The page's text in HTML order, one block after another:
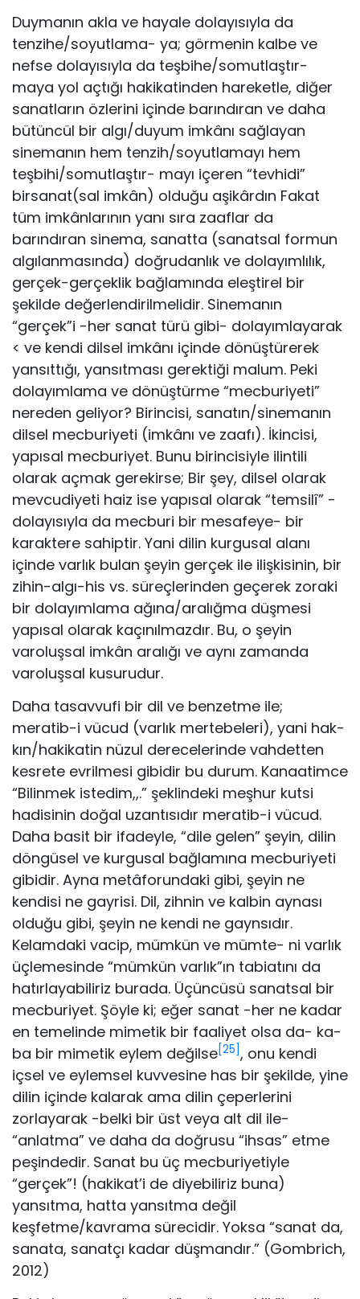
Duymanın akla ve hayale dolayısıyla da
tenzihe/soyutlama- ya; görmenin kalbe ve
nefse dolayısıyla da teşbihe/somutlaştır-
maya yol açtığı hakikatinden hareketle, diğer
sanatların özlerini içinde barındıran ve daha
bütüncül bir algı/duyum imkânı sağla­yan
sinemanın hem tenzih/soyutlamayı hem
teşbihi/somutlaştır- mayı içeren “tevhidi”
birsanat(sal imkân) olduğu aşikârdın Fakat
tüm imkânlarının yanı sıra zaaflar da
barındıran sinema, sanat­ta (sanatsal formun
algılanmasında) doğrudanlık ve dolayımlılık,
gerçek-gerçeklik bağlamında eleştirel bir
şekilde değerlendiril­melidir. Sinemanın
“gerçek”i -her sanat türü gibi- dolayımlayarak
< ve kendi dilsel imkânı içinde dönüştürerek
yansıttığı, yansıtması gerektiği malum. Peki
dolayımlama ve dönüştürme “mecburiye­ti”
nereden geliyor? Birincisi, sanatın/sinemanın
dilsel mecburi­yeti (imkânı ve zaafı). İkincisi,
yapısal mecburiyet. Bunu birinci­siyle ilintili
olarak açmak gerekirse; Bir şey, dilsel olarak
mevcu­diyeti haiz ise yapısal olarak “temsilî” -
dolayısıyla da mecburi bir mesafeye- bir
karaktere sahiptir. Yani dilin kurgusal alanı
içinde varlık bulan şeyin gerçek ile ilişkisinin, bir
zihin-algı-his vs. süreç­lerinden geçerek zoraki
bir dolayımlama ağına/aralığma düşme­si
yapısal olarak kaçınılmazdır. Bu, o şeyin
varoluşsal imkân aralı­ğı ve aynı zamanda
varoluşsal kusurudur.
Daha tasavvufi bir dil ve benzetme ile;
meratib-i vücud (varlık mertebeleri), yani hak-
kın/hakikatin nüzul derecelerinde vahdetten
kesrete evrilmesi gibidir bu durum. Kanaatimce
“Bilinmek istedim,,.” şeklindeki meşhur kutsi
hadisinin doğal uzantısıdır meratib-i vücud.
Daha basit bir ifadeyle, “dile gelen” şeyin, dilin
döngüsel ve kurgusal bağlamına mecburiyeti
gibidir. Ayna metâforundaki gibi, şeyin ne
kendisi ne gayrisi. Dil, zihnin ve kalbin aynası
olduğu gibi, şe­yin ne kendi ne gaynsıdır.
Kelamdaki vacip, mümkün ve mümte- ni varlık
üçlemesinde “mümkün varlık”ın tabiatını da
hatırlayabi­liriz burada. Üçüncüsü sanatsal bir
mecburiyet. Şöyle ki; eğer sa­nat -her ne kadar
en temelinde mimetik bir faaliyet olsa da- ka­
ba bir mimetik eylem değilse [25] , onu kendi
içsel ve eylemsel kuv­vesine has bir şekilde, yine
dilin içinde kalarak ama dilin çeper­lerini
zorlayarak -belki bir üst veya alt dil ile-
“anlatma” ve daha da doğrusu “ihsas” etme
peşindedir. Sanat bu üç mecburiyetiy­le
“gerçek”! (hakikat’i de diyebiliriz buna)
yansıtma, hatta yan­sıtma değil
keşfetme/kavrama sürecidir. Yoksa “sanat da,
sana­ta, sanatçı kadar düşmandır.” (Gombrich,
2012)